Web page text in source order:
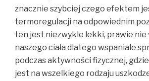
znacznie szybciej czego efektem
termoregulacji na odpowiednim
ten jest niezwykle lekki, prawie nie
naszego ciała dlatego wspaniale
podczas aktywności fizycznej,
jest na wszelkiego rodzaju